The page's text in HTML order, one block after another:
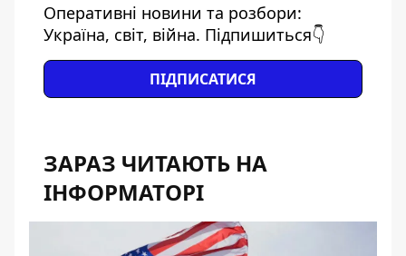
Оперативні новини та розбори:
Україна, світ, війна. Підпишиться👇
ПІДПИСАТИСЯ
ЗАРАЗ ЧИТАЮТЬ НА
ІНФОРМАТОРІ